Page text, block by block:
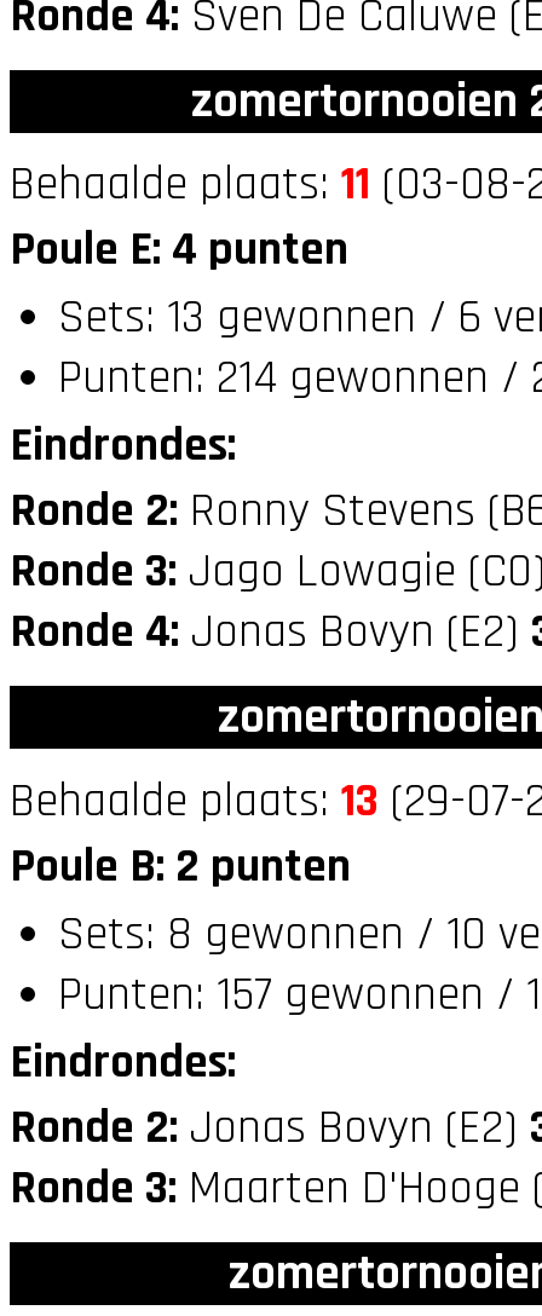
Ronde 4: Sven De Caluwe
zomertornooien
Behaalde plaats: 11 (03-08-
Poule E: 4 punten
Sets: 13 gewonnen / 6
Punten: 214 gewonnen /
Eindrondes:
Ronde 2: Ronny Stevens
Ronde 3: Jago Lowagie
Ronde 4: Jonas Bovyn (E2)
Behaalde plaats: 13 (29-07-
Poule B: 2 punten
Sets: 8 gewonnen / 10
Punten: 157 gewonnen /
Eindrondes:
Ronde 2: Jonas Bovyn (E2)
Ronde 3: Maarten D'Hooge